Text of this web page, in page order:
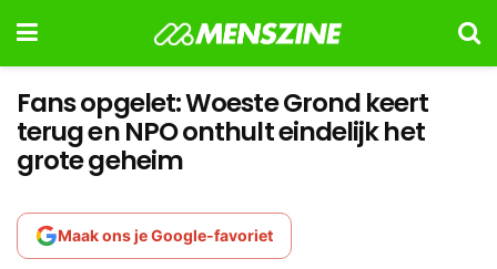
Fans opgelet: Woeste Grond keert
terug en NPO onthult eindelijk het
grote geheim
Maak ons je Google-favoriet